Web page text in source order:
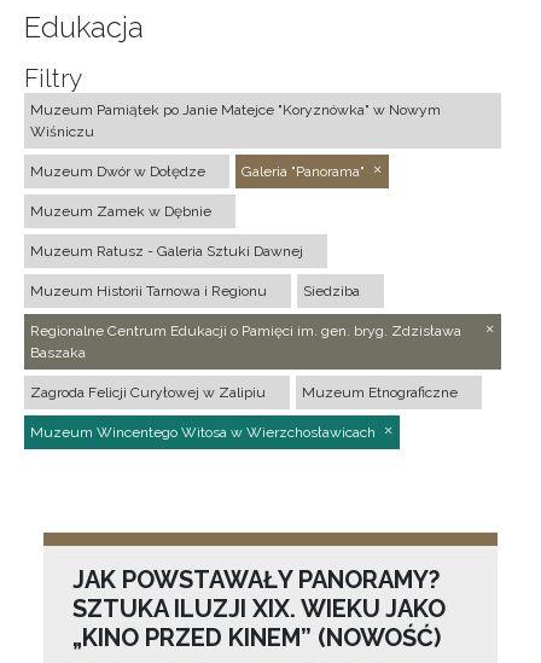
Edukacja
Filtry
Muzeum Pamiątek po Janie Matejce "Koryznówka" w Nowym
Wiśniczu
Muzeum Dwór w Dołędze Galeria "Panorama"
Muzeum Zamek w Dębnie
Muzeum Ratusz - Galeria Sztuki Dawnej
Muzeum Historii Tarnowa i Regionu Siedziba
Regionalne Centrum Edukacji o Pamięci im. gen. bryg. Zdzisława
Baszaka
Zagroda Felicji Curyłowej w Zalipiu Muzeum Etnograficzne
Muzeum Wincentego Witosa w Wierzchosławicach
JAK POWSTAWAŁY PANORAMY?
SZTUKA ILUZJI XIX. WIEKU JAKO
„KINO PRZED KINEM” (NOWOŚĆ)